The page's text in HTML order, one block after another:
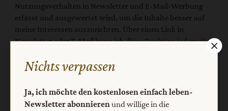
Nutzungsverhalten in Newsletter und E-Mail-Werbung
erfasst und ausgewertet wird, um die Inhalte besser auf
meine Interessen auszurichten. Über einen Link in
Newsletter oder E-Mail kann ich diese Funktion jederzeit
Weiterführende Informationen finden Sie in unseren
Datenschutzhinweisen
E-Mail
Nichts verpassen
Ja, ich möchte den kostenlosen einfach leben-
Newsletter abonnierenund willige in die